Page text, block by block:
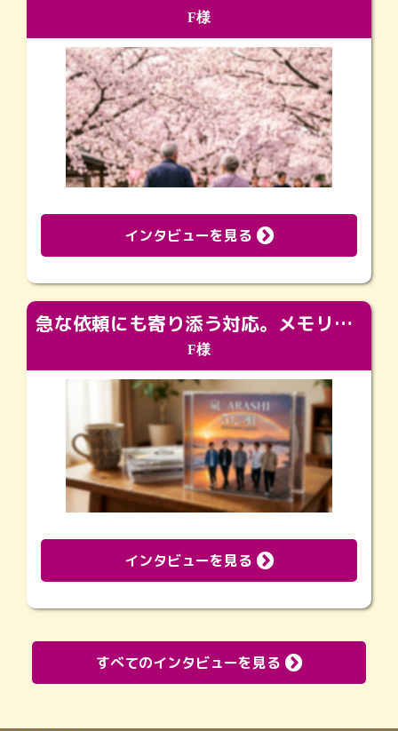
F様
インタビューを見る
急な依頼にも寄り添う対応。メモリアルコーナーで振り返る大切な日々
F様
インタビューを見る
すべてのインタビューを見る